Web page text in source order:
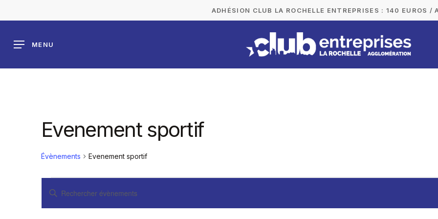
to
content
ADHÉSION CLUB LA ROCHELLE ENTREPRISES : 140 EUROS /
MENU
Evenement sportif
Évènements Evenement sportif
Évènements
Recherche
SAISIR